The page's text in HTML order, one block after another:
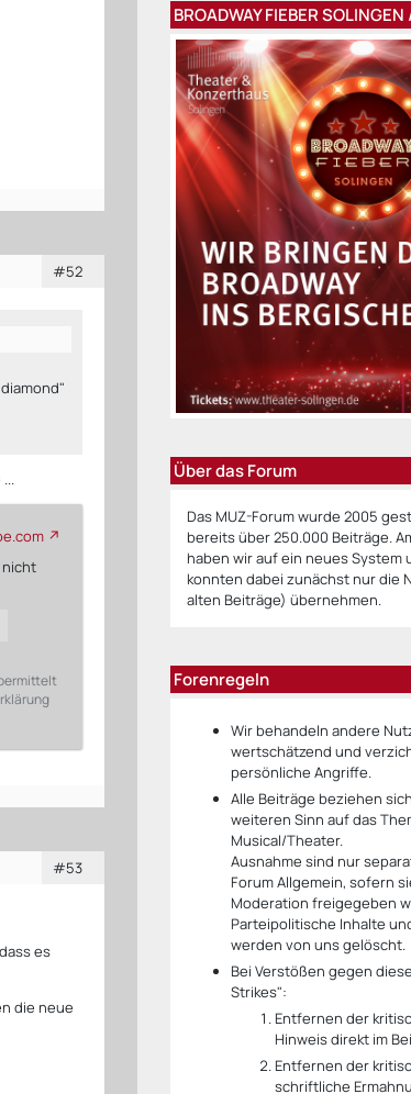
#52
nicht
#53
es
die neue
BROADWAY FIEBER
Über das Forum
Das MUZ-Forum wurde 2005
bereits über 250.000 Beiträge.
haben wir auf ein neues System
konnten dabei zunächst nur die
alten Beiträge) übernehmen.
Forenregeln
Wir behandeln andere
wertschätzend und
persönliche Angriffe.
Alle Beiträge beziehen
weiteren Sinn auf das
Musical/Theater.
Ausnahme sind nur
Forum Allgemein, sofern
Moderation freigegeben
Parteipolitische Inhalte
werden von uns gelöscht.
Bei Verstößen gegen
Strikes":
Entfernen der
Hinweis direkt im
Entfernen der
schriftliche